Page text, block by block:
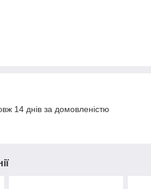
14 днів за домовленістю